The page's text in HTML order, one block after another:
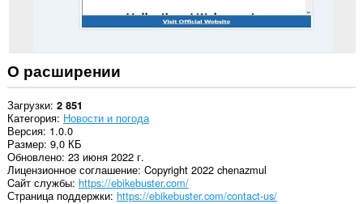
О расширении
Загрузки 2 851
Категория Новости и погода
Версия 1.0.0
Размер 9,0 КБ
Обновлено 23 июня 2022 г.
Лицензионное соглашение Copyright 2022 chenazmul
Cайт службы https://ebikebuster.com/
Страница поддержки https://ebikebuster.com/contact-us/